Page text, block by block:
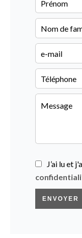
J’ai lu et
ENVOYER